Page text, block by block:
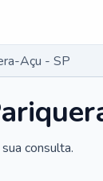
Açu - SP
consulta.